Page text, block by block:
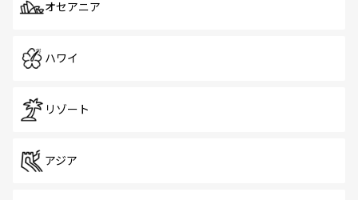
オセアニア
ハワイ
リゾート
アジア